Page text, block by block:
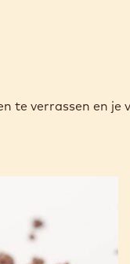
te verrassen en je